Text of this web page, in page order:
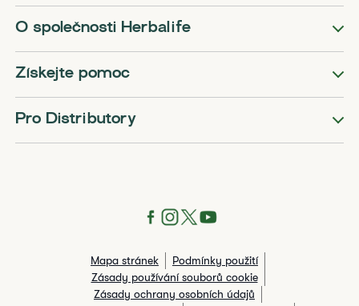
O společnosti Herbalife
Získejte pomoc
Pro Distributory
Mapa stránek
Podmínky použití
Zásady používání souborů cookie
Zásady ochrany osobních údajů